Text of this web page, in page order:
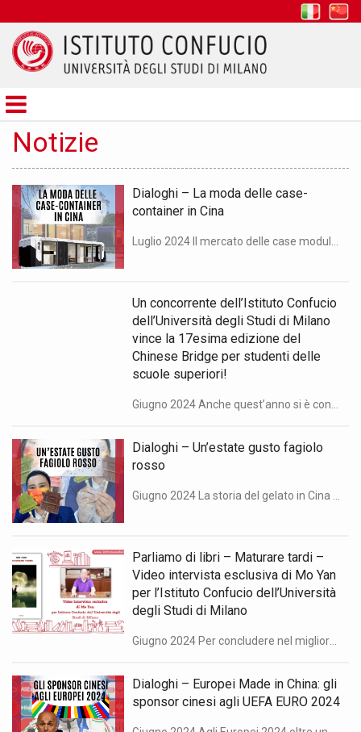
Confucio
Notizie
Dialoghi – La moda delle case-
container in Cina
Un concorrente dell’Istituto Confucio
dell’Università degli Studi di Milano
vince la 17esima edizione del
Chinese Bridge per studenti delle
scuole superiori!
Dialoghi – Un’estate gusto fagiolo
rosso
Parliamo di libri – Maturare tardi –
Video intervista esclusiva di Mo Yan
per l’Istituto Confucio dell’Università
degli Studi di Milano
Giugno 2024 Per concludere nel migliore di modi la ricchissima stagione della rubrica “Parliamo di libri” appena trascorsa che ci ha permesso di scoprire interessanti opere legate alla Cina e di incontrare virtualmente i suoi autori e traduttori, condividiamo con voi la video intervista eslcusiva che il Premio Nobel 2012 Mo Yan ha registrato per […]
Dialoghi – Europei Made in China: gli
sponsor cinesi agli UEFA EURO 2024